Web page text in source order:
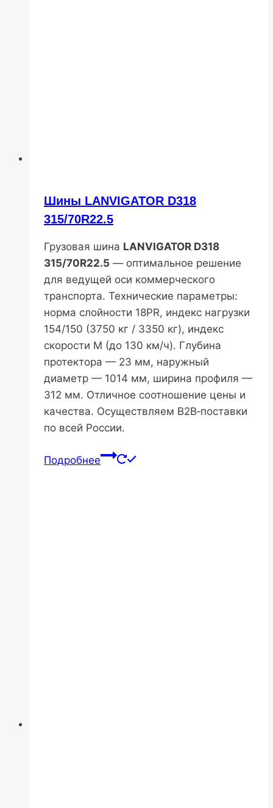
Шины LANVIGATOR D318
315/70R22.5
Грузовая шина LANVIGATOR D318
315/70R22.5 — оптимальное решение
для ведущей оси коммерческого
транспорта. Технические параметры:
норма слойности 18PR, индекс нагрузки
154/150 (3750 кг / 3350 кг), индекс
скорости M (до 130 км/ч). Глубина
протектора — 23 мм, наружный
диаметр — 1014 мм, ширина профиля —
312 мм. Отличное соотношение цены и
качества. Осуществляем B2B‑поставки
по всей России.
Подробнее